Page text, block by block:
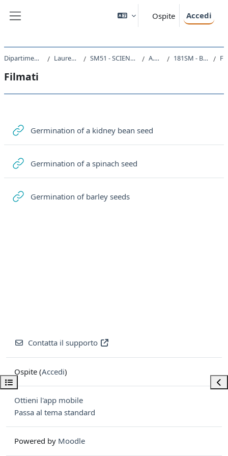
Ospite Accedi
Apri indice del corso
Dipartimento di Scienze della Vita Laurea triennale (DM270) SM51 - SCIENZE E TECNOLOGIE BIOLOGICHE A.A. 2020 - 2021 181SM - BIOLOGIA VEGETALE 2020
Filmati
Germination of a kidney bean seed
Germination of a spinach seed
Germination of barley seedsURL
Contatta il supporto
Ospite (Accedi)
Ottieni l'app mobile
Passa al tema standard
Powered by Moodle